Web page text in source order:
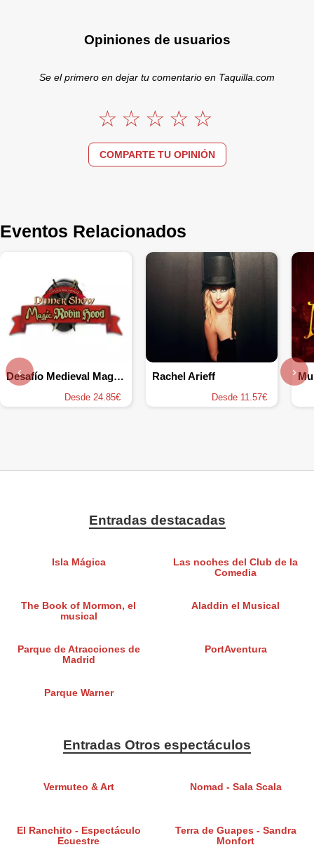
Opiniones de usuarios
Se el primero en dejar tu comentario en Taquilla.com
COMPARTE TU OPINIÓN
Eventos Relacionados
Desafío Medieval Magic Robin Hood
Desde 24.85€
Rachel Arieff
Desde 11.57€
‹ ›
Entradas destacadas
Isla Mágica
Las noches del Club de la
Comedia
The Book of Mormon, el
musical
Aladdin el Musical
Parque de Atracciones de
Madrid
PortAventura
Parque Warner
Entradas Otros espectáculos
Vermuteo & Art Nomad - Sala Scala
El Ranchito - Espectáculo
Ecuestre
Terra de Guapes - Sandra
Monfort